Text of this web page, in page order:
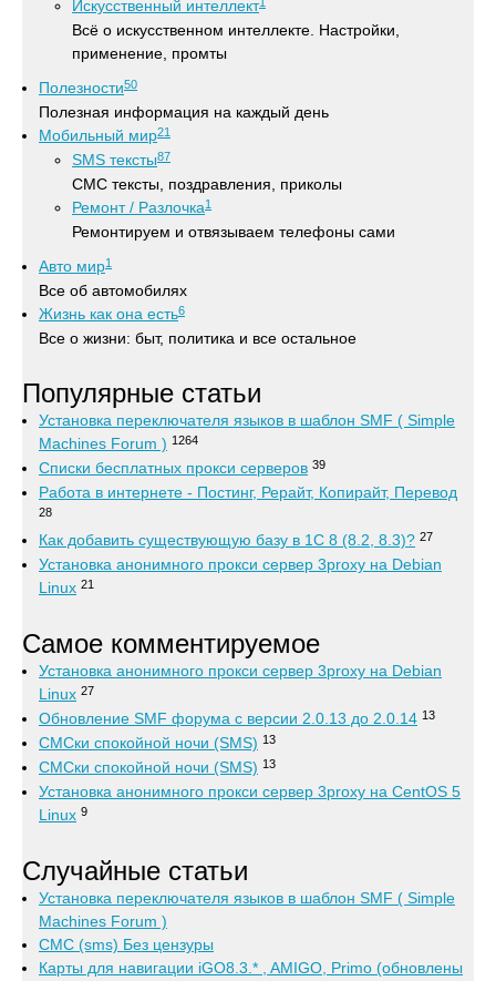
Искусственный интеллект
Всё о искусственном интеллекте. Настройки,
применение, промты
Полезности50
Полезная информация на каждый день
Мобильный мир21
SMS тексты87
СМС тексты, поздравления, приколы
Ремонт / Разлочка1
Ремонтируем и отвязываем телефоны сами
Авто мир1
Все об автомобилях
Жизнь как она есть6
Все о жизни: быт, политика и все остальное
Популярные статьи
Установка переключателя языков в шаблон SMF ( Simple
Machines Forum ) 1264
Списки бесплатных прокси серверов 39
Работа в интернете - Постинг, Рерайт, Копирайт, Перевод
28
Как добавить существующую базу в 1С 8 (8.2, 8.3)? 27
Установка анонимного прокси сервер 3proxy на Debian
Linux 21
Самое комментируемое
Установка анонимного прокси сервер 3proxy на Debian
Linux 27
Обновление SMF форума с версии 2.0.13 до 2.0.14 13
СМСки спокойной ночи (SMS) 13
СМСки спокойной ночи (SMS) 13
Установка анонимного прокси сервер 3proxy на CentOS 5
Linux 9
Случайные статьи
Установка переключателя языков в шаблон SMF ( Simple
Machines Forum )
СМС (sms) Без цензуры
Карты для навигации iGO8.3.* , AMIGO, Primo (обновлены